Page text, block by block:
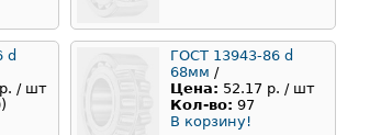
d
/ шт
ГОСТ 13943-86 d
68мм /
Цена: 52.17 р. / шт
Кол-во: 97
В корзину!